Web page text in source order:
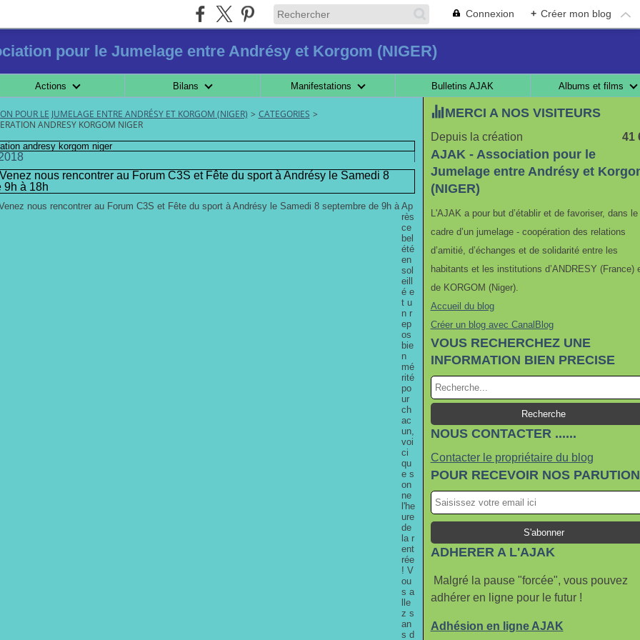
Connexion + Créer mon blog
pour le Jumelage entre Andrésy et Korgom (NIGER)
Actions Bilans Manifestations Bulletins AJAK Albums et films
POUR LE JUMELAGE ENTRE ANDRÉSY ET KORGOM (NIGER) > CATEGORIES >
ANDRESY KORGOM NIGER
andresy korgom niger
nous rencontrer au Forum C3S et Fête du sport à Andrésy le Samedi 8
9h à 18h
Ap
rès
ce
bel
été
en
sol
eill
é e
t u
n r
ep
os
bie
n
mé
rité
po
ur
ch
ac
un,
voi
ci
qu
e s
on
ne
l'he
ure
de
la r
ent
rée
! V
ou
s a
lle
z s
an
s d
MERCI A NOS VISITEURS
Depuis la création 41
AJAK - Association pour le
Jumelage entre Andrésy et
(NIGER)
L'AJAK a pour but d’établir et de favoriser, dans le
cadre d’un jumelage - coopération des relations
d’amitié, d’échanges et de solidarité entre les
habitants et les institutions d’ANDRESY (France)
de KORGOM (Niger).
Accueil du blog
Créer un blog avec CanalBlog
VOUS RECHERCHEZ UNE
INFORMATION BIEN PRECISE
NOUS CONTACTER ......
Contacter le propriétaire du blog
POUR RECEVOIR NOS
ADHERER A L'AJAK
Malgré la pause "forcée", vous pouvez
adhérer en ligne pour le futur !
Adhésion en ligne AJAK